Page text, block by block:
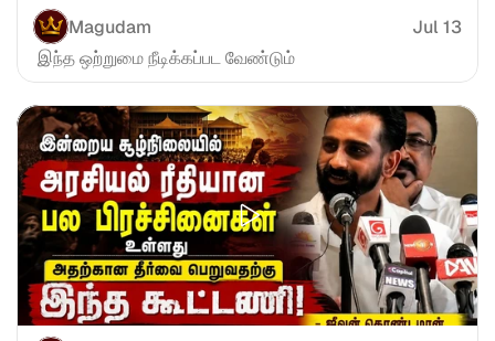
Magudam
Jul 13
இந்த ஒற்றுமை நீடிக்கப்பட வேண்டும்